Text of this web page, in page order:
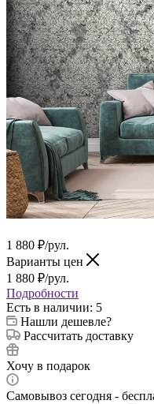
1 880 ₽/рул.
Варианты цен
1 880 ₽/рул.
Подробности
Есть в наличии: 5
Нашли дешевле?
Рассчитать доставку
Хочу в подарок
Самовывоз сегодня -